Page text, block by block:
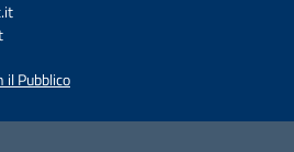
il Pubblico